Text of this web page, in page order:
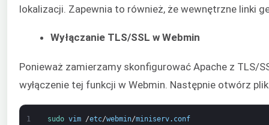
lokalizacji. Zapewnia to również, że wewnętrzne linki
Wyłączanie TLS/SSL w Webmin
Ponieważ zamierzamy skonfigurować Apache z TLS/
wyłączenie tej funkcji w Webmin. Następnie otwórz
1 sudo vim /etc/webmin/miniserv. conf